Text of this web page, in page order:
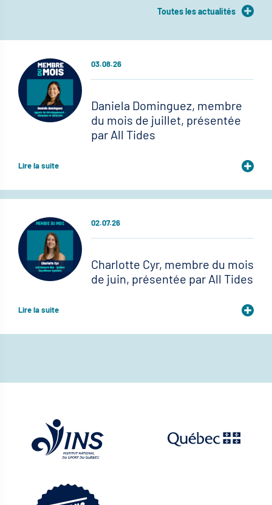
Toutes les actualités
03.08.26
Daniela Dominguez, membre
du mois de juillet, présentée
par All Tides
Lire la suite
02.07.26
Charlotte Cyr, membre du mois
de juin, présentée par All Tides
Lire la suite